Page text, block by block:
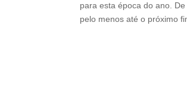
para esta época do ano.
pelo menos até o próximo